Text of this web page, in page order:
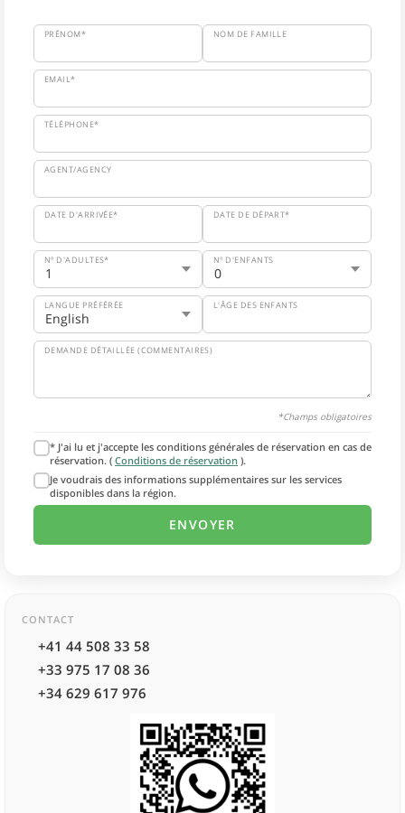
PRÉNOM* NOM DE FAMILLE
EMAIL*
TÉLÉPHONE*
AGENT/AGENCY
DATE D'ARRIVÉE* DATE DE DÉPART*
Nº D'ADULTES* Nº D'ENFANTS
LANGUE PRÉFÉRÉE L'ÂGE DES ENFANTS
DEMANDE DÉTAILLÉE (COMMENTAIRES)
*Champs obligatoires
* J'ai lu et j'accepte les conditions générales de réservation en cas de
réservation. ( Conditions de réservation ).
Je voudrais des informations supplémentaires sur les services
disponibles dans la région.
CONTACT
+41 44 508 33 58
+33 975 17 08 36
+34 629 617 976